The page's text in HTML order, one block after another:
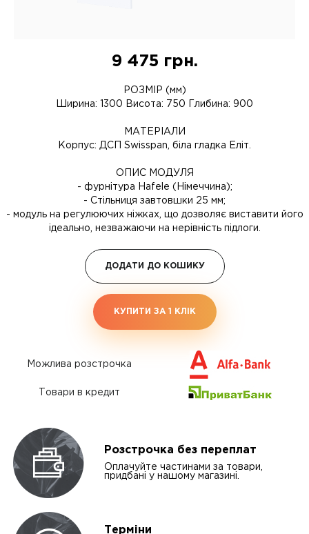
9 475 грн.
РОЗМІР (мм)
Ширина: 1300 Висота: 750 Глибина: 900
МАТЕРІАЛИ
Корпус: ДСП Swisspan, біла гладка Еліт.
ОПИС МОДУЛЯ
- фурнітура Hafele (Німеччина);
- Стільниця завтовшки 25 мм;
- модуль на регулюючих ніжках, що дозволяє виставити його
ідеально, незважаючи на нерівність підлоги.
ДОДАТИ ДО КОШИКУ
КУПИТИ ЗА 1 КЛIК
Можлива розстрочка
Товари в кредит
Розстрочка без переплат
Оплачуйте частинами за товари,
придбані у нашому магазині.
Терміни